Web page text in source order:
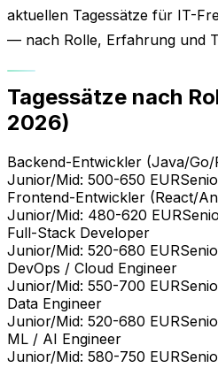
aktuellen Tagessätze für IT-
— nach Rolle, Erfahrung und
Tagessätze nach
2026)
Backend-Entwickler (Java/
Junior/Mid: 500-650 EUR
Frontend-Entwickler (React/
Junior/Mid: 480-620 EUR
Full-Stack Developer
Junior/Mid: 520-680 EUR
DevOps / Cloud Engineer
Junior/Mid: 550-700 EUR
Data Engineer
Junior/Mid: 520-680 EUR
ML / AI Engineer
Junior/Mid: 580-750 EUR